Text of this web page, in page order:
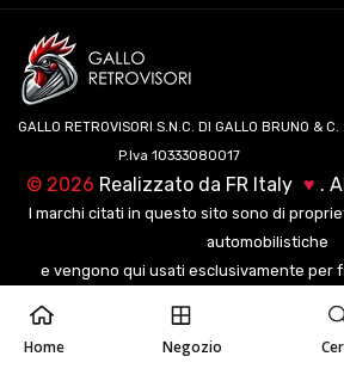
Home Negozio
GALLO RETROVISORI S.N.C. DI GALLO BRUNO & C.
P.Iva 10333080017
© 2026 Realizzato da FR Italy ♥ .
I marchi citati in questo sito sono di
automobilistiche
e vengono qui usati esclusivamente per